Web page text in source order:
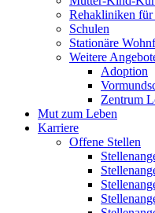
Rehakliniken
Schulen
Stationäre
Weitere
Adoption
Zentrum
Mut zum Leben
Karriere
Offene Stellen